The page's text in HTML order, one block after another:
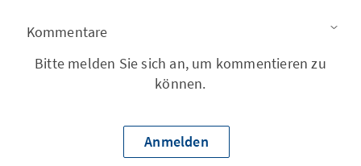
Kommentare
Bitte melden Sie sich an, um kommentieren zu
können.
Anmelden